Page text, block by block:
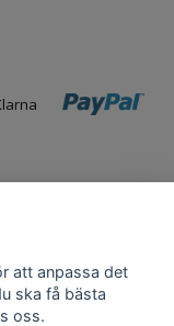
att anpassa det
ska få bästa
oss.